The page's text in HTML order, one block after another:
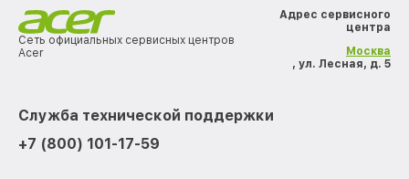
Сеть официальных сервисных центров
Acer
Адрес сервисного
центра
Москва
, ул. Лесная, д. 5
Служба технической поддержки
+7 (800) 101-17-59